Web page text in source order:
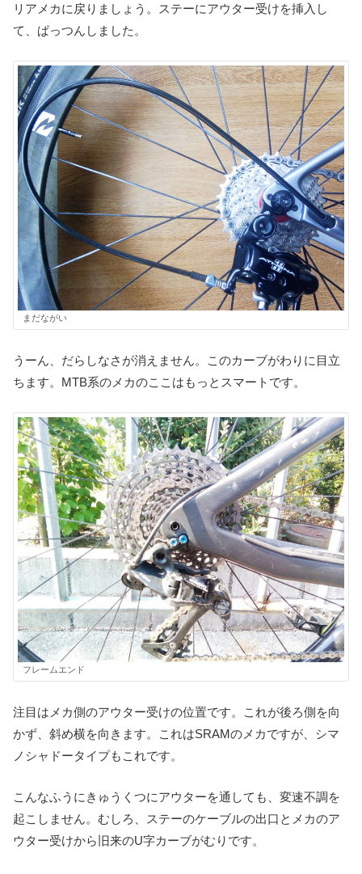
リアメカに戻りましょう。ステーにアウター受けを挿入し
て、ぱっつんしました。
まだながい
うーん、だらしなさが消えません。このカーブがわりに目立
ちます。MTB系のメカのここはもっとスマートです。
フレームエンド
注目はメカ側のアウター受けの位置です。これが後ろ側を向
かず、斜め横を向きます。これはSRAMのメカですが、シマ
ノシャドータイプもこれです。
こんなふうにきゅうくつにアウターを通しても、変速不調を
起こしません。むしろ、ステーのケーブルの出口とメカのア
ウター受けから旧来のU字カーブがむりです。